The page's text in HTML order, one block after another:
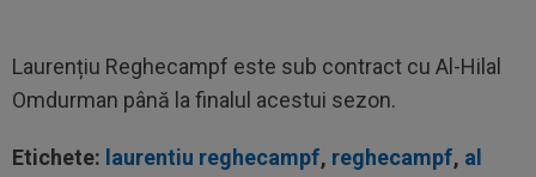
Laurențiu Reghecampf este sub contract cu Al-Hilal
Omdurman până la finalul acestui sezon.
Etichete: laurentiu reghecampf, reghecampf, al